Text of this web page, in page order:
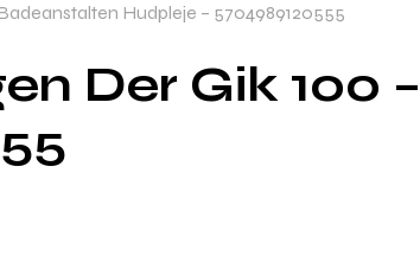
Hudpleje – 5704989120555
Der Gik 100